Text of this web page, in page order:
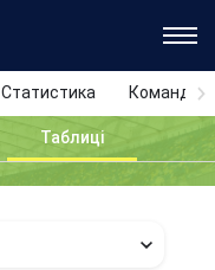
Статистика Команди
Таблиці